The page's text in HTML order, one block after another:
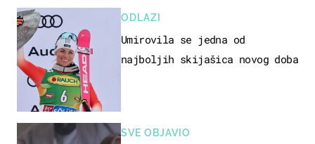
ODLAZI
Umirovila se jedna od
najboljih skijašica novog doba
SVE OBJAVIO